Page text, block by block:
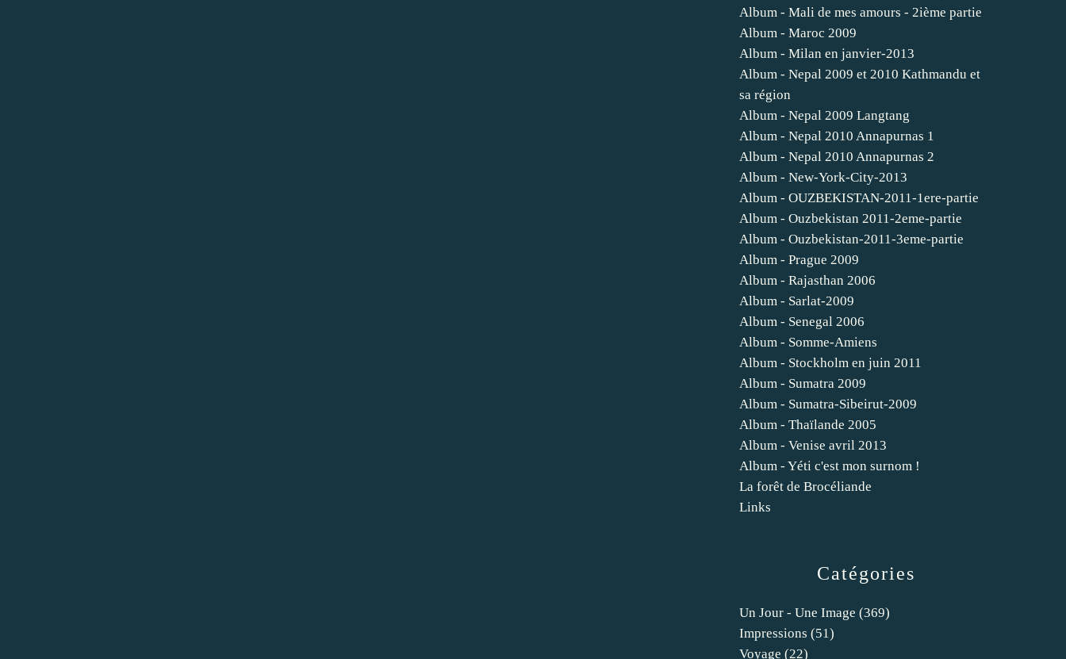
Catégories
Un Jour - Une Image (369)
Impressions (51)
Voyage (22)
Album - Mali de mes amours - 2ième partie
Album - Maroc 2009
Album - Milan en janvier-2013
Album - Nepal 2009 et 2010 Kathmandu et
sa région
Album - Nepal 2009 Langtang
Album - Nepal 2010 Annapurnas 1
Album - Nepal 2010 Annapurnas 2
Album - New-York-City-2013
Album - OUZBEKISTAN-2011-1ere-partie
Album - Ouzbekistan 2011-2eme-partie
Album - Ouzbekistan-2011-3eme-partie
Album - Prague 2009
Album - Rajasthan 2006
Album - Sarlat-2009
Album - Senegal 2006
Album - Somme-Amiens
Album - Stockholm en juin 2011
Album - Sumatra 2009
Album - Sumatra-Sibeirut-2009
Album - Thaïlande 2005
Album - Venise avril 2013
Album - Yéti c'est mon surnom !
La forêt de Brocéliande
Links